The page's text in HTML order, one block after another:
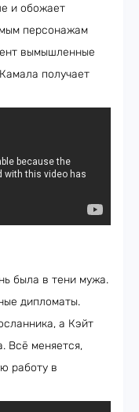
и обожает
персонажам
вымышленные
получает
была в тени мужа.
дипломаты.
а Кэйт
Всё меняется,
работу в